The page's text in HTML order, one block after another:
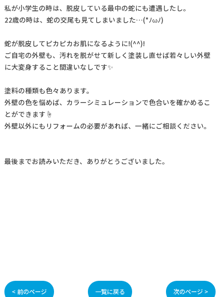
私が小学生の時は、脱皮している最中の蛇にも遭遇したし。
22歳の時は、蛇の交尾も見てしまいました…(*ﾉωﾉ)
蛇が脱皮してピカピカお肌になるように!(^^)!
ご自宅の外壁も、汚れを脱がせて新しく塗装し直せば若々しい外壁
に大変身すること間違いなしです✨
塗料の種類も色々あります。
外壁の色を悩めば、カラーシミュレーションで色合いを確かめるこ
とができます☝
外壁以外にもリフォームの必要があれば、一緒にご相談ください。
最後までお読みいただき、ありがとうございました。
< 前のページ 一覧に戻る 次のページ >